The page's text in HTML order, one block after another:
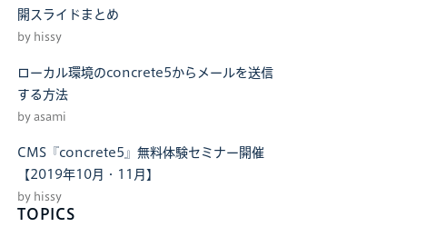
開スライドまとめ
by hissy
ローカル環境のconcrete5からメールを送信
する方法
by asami
CMS『concrete5』無料体験セミナー開催
【2019年10月・11月】
by hissy
TOPICS